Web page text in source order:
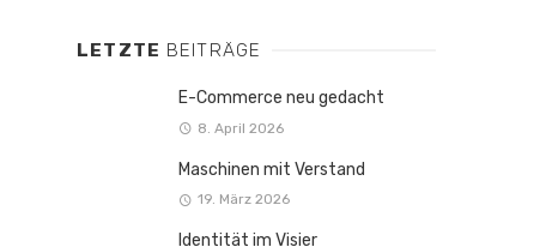
LETZTE BEITRÄGE
E-Commerce neu gedacht
8. April 2026
Maschinen mit Verstand
19. März 2026
Identität im Visier